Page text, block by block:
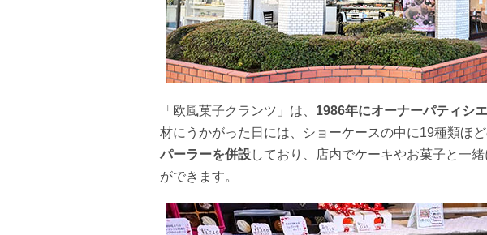
「欧風菓子クランツ」は、 1986年にオーナーパティシ
材にうかがった日には、ショーケースの中に19種類ほ
パーラーを併設しており、店内でケーキやお菓子と一
ができます。